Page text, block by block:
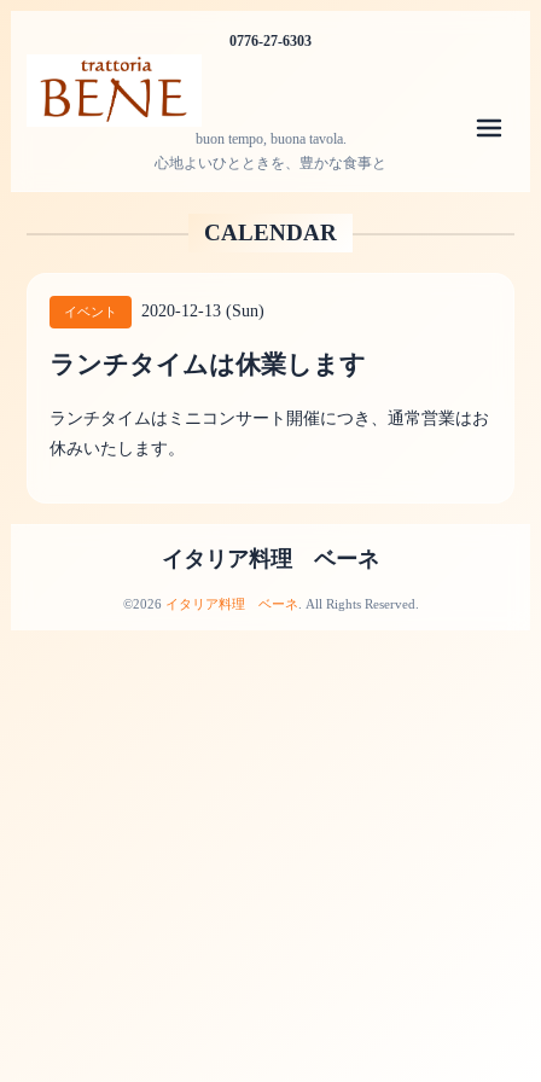
0776-27-6303
buon tempo, buona tavola.
心地よいひとときを、豊かな食事と
CALENDAR
イベント 2020-12-13 (Sun)
ランチタイムは休業します
ランチタイムはミニコンサート開催につき、通常営業はお
休みいたします。
イタリア料理 ベーネ
©2026 イタリア料理 ベーネ . All Rights Reserved.